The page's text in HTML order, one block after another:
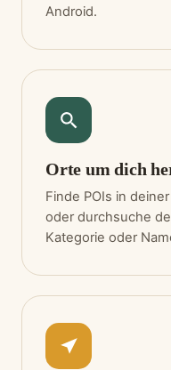
Android.
Orte um dich
Finde POIs in
oder durchsuche
Kategorie oder